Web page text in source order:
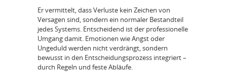
Er vermittelt, dass Verluste kein Zeichen von
Versagen sind, sondern ein normaler Bestandteil
jedes Systems. Entscheidend ist der professionelle
Umgang damit. Emotionen wie Angst oder
Ungeduld werden nicht verdrängt, sondern
bewusst in den Entscheidungsprozess integriert –
durch Regeln und feste Abläufe.